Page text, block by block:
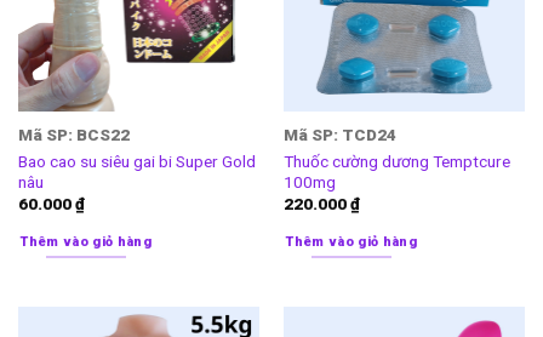
Mã SP: BCS22
Bao cao su siêu gai bi Super Gold
nâu
60.000₫
Thêm vào giỏ hàng
Mã SP: TCD24
Thuốc cường dương Temptcure
100mg
220.000₫
Thêm vào giỏ hàng